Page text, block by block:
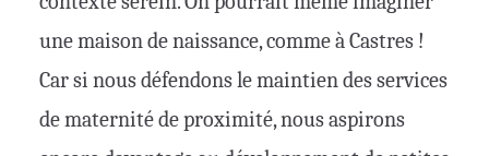
une maison de naissance, comme à Castres !
Car si nous défendons le maintien des services
de maternité de proximité, nous aspirons